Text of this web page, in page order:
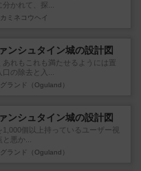
かれて、探...
ミネコウヘイ
ンシュタイン城の設計図
あれもこれも満たせるようには置
の除去と入...
ランド（Oguland）
ンシュタイン城の設計図
1,000個以上持っているユーザー視
悪か...
ランド（Oguland）